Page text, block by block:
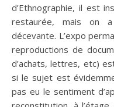
d’Ethnographie, il est
restaurée, mais on
décevante. L’expo
reproductions de
d’achats, lettres, etc)
si le sujet est
pas eu le sentiment